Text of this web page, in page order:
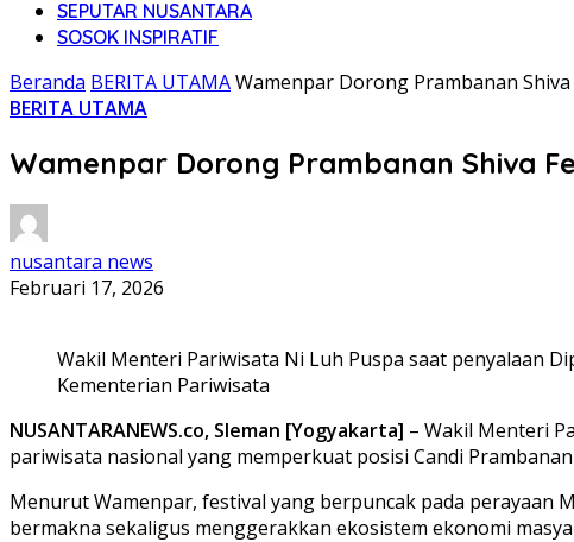
SEPUTAR NUSANTARA
SOSOK INSPIRATIF
Beranda BERITA UTAMAWamenpar Dorong Prambanan
BERITA UTAMA
Wamenpar Dorong Prambanan Shiva
nusantara news
Februari 17, 2026
Wakil Menteri Pariwisata Ni Luh Puspa saat penyalaan
Kementerian Pariwisata
NUSANTARANEWS.co, Sleman [Yogyakarta] – Wakil Menteri
pariwisata nasional yang memperkuat posisi Candi
Menurut Wamenpar, festival yang berpuncak pada perayaan
bermakna sekaligus menggerakkan ekosistem ekonomi